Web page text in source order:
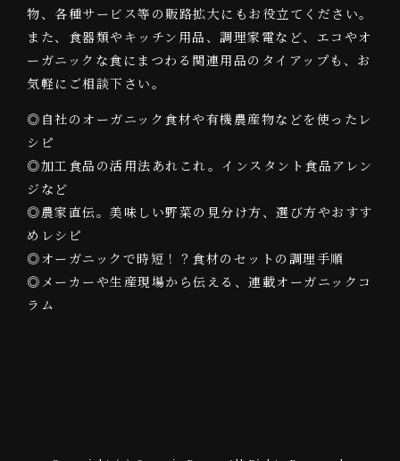
物、各種サービス等の販路拡大にもお役立てください。
また、食器類やキッチン用品、調理家電など、エコやオ
ーガニックな食にまつわる関連用品のタイアップも、お
気軽にご相談下さい。
◎自社のオーガニック食材や有機農産物などを使ったレ
シピ
◎加工食品の活用法あれこれ。インスタント食品アレン
ジなど
◎農家直伝。美味しい野菜の見分け方、選び方やおすす
めレシピ
◎オーガニックで時短！？食材のセットの調理手順
◎メーカーや生産現場から伝える、連載オーガニックコ
ラム